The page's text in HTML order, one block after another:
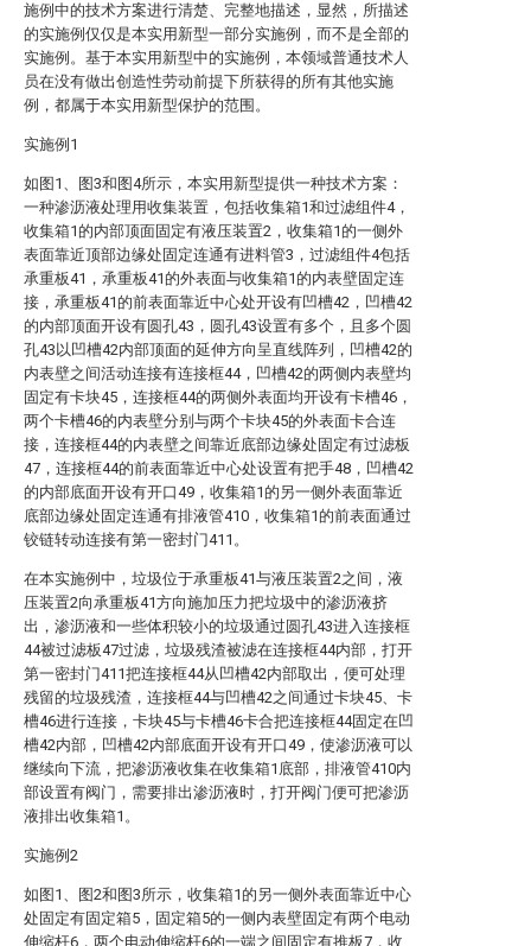
施例中的技术方案进行清楚、完整地描述，显然，所描述
的实施例仅仅是本实用新型一部分实施例，而不是全部的
实施例。基于本实用新型中的实施例，本领域普通技术人
员在没有做出创造性劳动前提下所获得的所有其他实施
例，都属于本实用新型保护的范围。
实施例1
如图1、图3和图4所示，本实用新型提供一种技术方案：
一种渗沥液处理用收集装置，包括收集箱1和过滤组件4，
收集箱1的内部顶面固定有液压装置2，收集箱1的一侧外
表面靠近顶部边缘处固定连通有进料管3，过滤组件4包括
承重板41，承重板41的外表面与收集箱1的内表壁固定连
接，承重板41的前表面靠近中心处开设有凹槽42，凹槽42
的内部顶面开设有圆孔43，圆孔43设置有多个，且多个圆
孔43以凹槽42内部顶面的延伸方向呈直线阵列，凹槽42的
内表壁之间活动连接有连接框44，凹槽42的两侧内表壁均
固定有卡块45，连接框44的两侧外表面均开设有卡槽46，
两个卡槽46的内表壁分别与两个卡块45的外表面卡合连
接，连接框44的内表壁之间靠近底部边缘处固定有过滤板
47，连接框44的前表面靠近中心处设置有把手48，凹槽42
的内部底面开设有开口49，收集箱1的另一侧外表面靠近
底部边缘处固定连通有排液管410，收集箱1的前表面通过
铰链转动连接有第一密封门411。
在本实施例中，垃圾位于承重板41与液压装置2之间，液
压装置2向承重板41方向施加压力把垃圾中的渗沥液挤
出，渗沥液和一些体积较小的垃圾通过圆孔43进入连接框
44被过滤板47过滤，垃圾残渣被滤在连接框44内部，打开
第一密封门411把连接框44从凹槽42内部取出，便可处理
残留的垃圾残渣，连接框44与凹槽42之间通过卡块45、卡
槽46进行连接，卡块45与卡槽46卡合把连接框44固定在凹
槽42内部，凹槽42内部底面开设有开口49，使渗沥液可以
继续向下流，把渗沥液收集在收集箱1底部，排液管410内
部设置有阀门，需要排出渗沥液时，打开阀门便可把渗沥
液排出收集箱1。
实施例2
如图1、图2和图3所示，收集箱1的另一侧外表面靠近中心
处固定有固定箱5，固定箱5的一侧内表壁固定有两个电动
伸缩杆6，两个电动伸缩杆6的一端之间固定有推板7，收